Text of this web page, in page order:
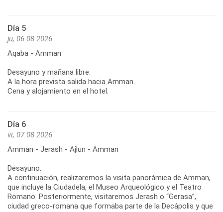
Día 5
ju, 06.08.2026
Aqaba - Amman
Desayuno y mañana libre.
A la hora prevista salida hacia Amman.
Cena y alojamiento en el hotel.
Día 6
vi, 07.08.2026
Amman - Jerash - Ajlun - Amman
Desayuno.
A continuación, realizaremos la visita panorámica de Amman,
que incluye la Ciudadela, el Museo Arqueológico y el Teatro
Romano. Posteriormente, visitaremos Jerash o “Gerasa”,
ciudad greco-romana que formaba parte de la Decápolis y que